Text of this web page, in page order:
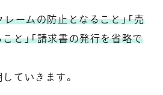
レームの防止となること」「売
と」「請求書の発行を省略で
ていきます。